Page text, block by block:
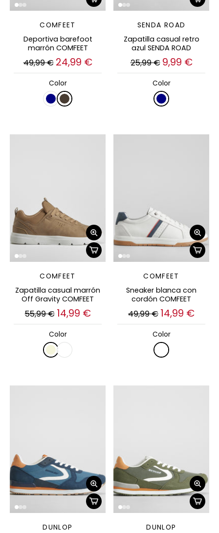
COMFEET
Deportiva barefoot
marrón COMFEET
49,99 € 24,99 €
Color
SENDA ROAD
Zapatilla casual retro
azul SENDA ROAD
25,99 € 9,99 €
Color
COMFEET
Zapatilla casual marrón
Off Gravity COMFEET
55,99 € 14,99 €
Color
COMFEET
Sneaker blanca con
cordón COMFEET
49,99 € 14,99 €
Color
DUNLOP DUNLOP